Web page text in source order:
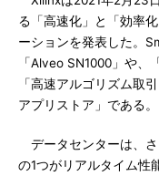
る「高速化」と「効率
ーションを発表した。
「Alveo SN1000」や、
「高速アルゴリズム取
アプリストア」である。
データセンターは、
の1つがリアルタイム性